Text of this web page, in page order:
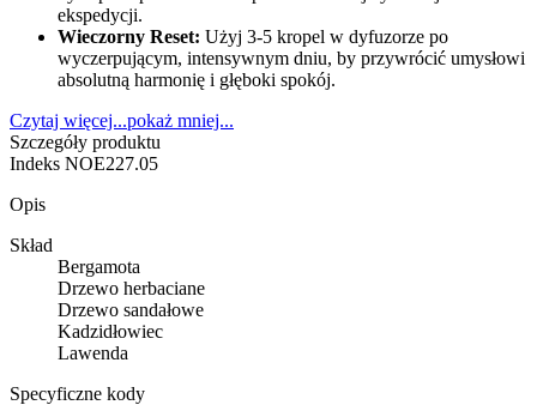
ekspedycji.
Wieczorny Reset: Użyj 3-5 kropel w dyfuzorze po
wyczerpującym, intensywnym dniu, by przywrócić umysłowi
absolutną harmonię i głęboki spokój.
Czytaj więcej...pokaż mniej...
Szczegóły produktu
Indeks NOE227.05
Opis
Skład
Bergamota
Drzewo herbaciane
Drzewo sandałowe
Kadzidłowiec
Lawenda
Specyficzne kody